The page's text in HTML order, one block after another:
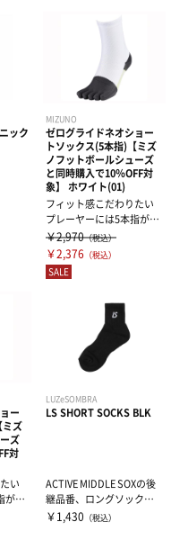
ック
MIZUNO
ゼログライドネオショー
トソックス(5本指)【ミズ
ノフットボールシューズ
と同時購入で10％OFF対
象】 ホワイト(01)
フィット感こだわりたい
プレーヤーには5本指がお
すすめ！ポイント1 設計・
指先の膨...
￥2,970（税込）
￥2,376 （税込）
SALE
ー
ミズ
ズ
対
い
がお
計・
LUZeSOMBRA
LS SHORT SOCKS BLK
ACTIVE MIDDLE SOXの後
継品番、ロングソックス
と同じ生地で網立てる...
￥1,430 （税込）